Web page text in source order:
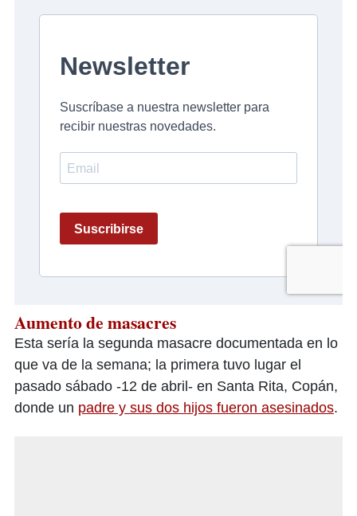
Aumento de masacres
Esta sería la segunda masacre documentada en lo
que va de la semana; la primera tuvo lugar el
pasado sábado -12 de abril- en Santa Rita, Copán,
donde un padre y sus dos hijos fueron asesinados.